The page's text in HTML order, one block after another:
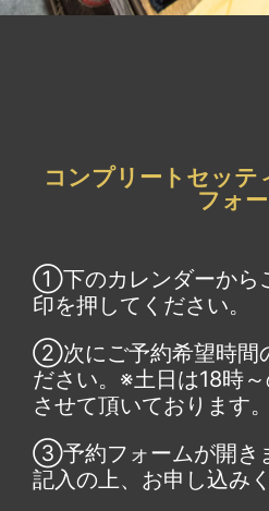
コンプリートセッテ
フォ
①下のカレンダーから
印を押してください。
②次にご予約希望時間
ださい。※土日は18時
させて頂いております。
③予約フォームが開き
記入の上、お申し込みく